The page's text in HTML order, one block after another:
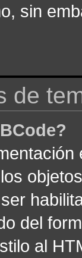
sin
de
del
al